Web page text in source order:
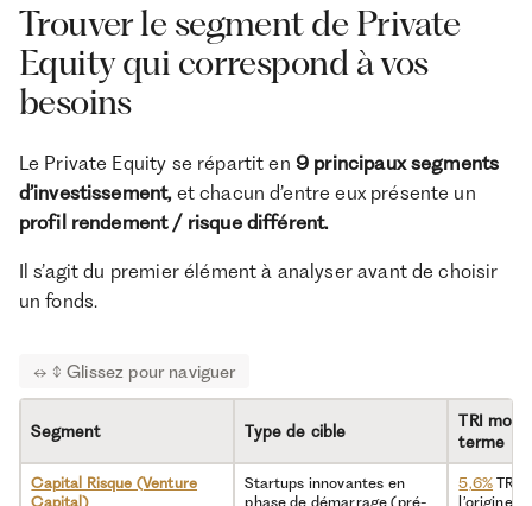
Trouver le segment de Private
Equity qui correspond à vos
besoins
Le Private Equity se répartit en 9 principaux segments
d’investissement, et chacun d’entre eux présente un
profil rendement / risque différent.
Il s’agit du premier élément à analyser avant de choisir
un fonds.
Segment Type de cible
TRI
terme
Capital Risque (Venture
Capital)
Startups innovantes en
phase de démarrage (pré-
5,6% TRI
l’origine